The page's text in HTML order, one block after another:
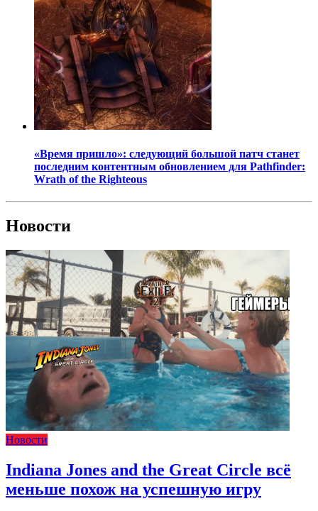
«Время пришло»: следующий большой патч станет
последним контентным обновлением для Pathfinder:
Wrath of the Righteous
Новости
Новости
Indiana Jones and the Great Circle всё
меньше похож на успешную игру